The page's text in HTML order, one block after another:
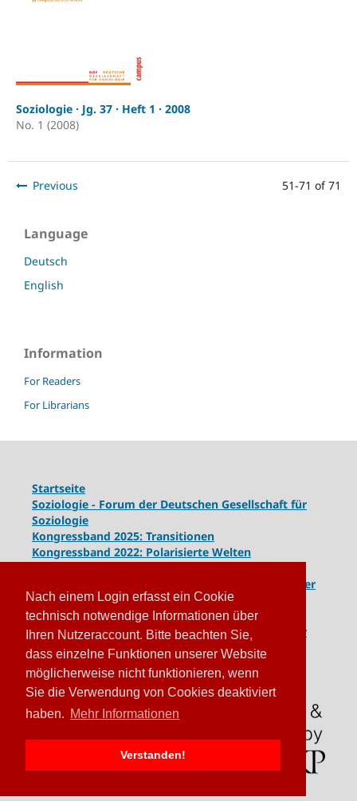
Nach einem Login erfasst ein Cookie
technisch notwendige Informationen über
Ihren Nutzeraccount. Bitte beachten Sie,
dass einzelne Funktionen unserer Website
möglicherweise nicht funktionieren, wenn
Sie die Verwendung von Cookies deaktiviert
haben. Mehr Informationen
Verstanden!
Soziologie · Jg. 37 · Heft 1 · 2008
No. 1 (2008)
Previous 51-71 of 71
Language
Deutsch
English
Information
For Readers
For Librarians
Startseite
Soziologie - Forum der Deutschen Gesellschaft für
Soziologie
Kongressband 2025: Transitionen
Kongressband 2022: Polarisierte Welten
Komplexe Dynamiken globaler
und lokaler Entwicklungen
Kongressband 2016: Geschlossene Gesellschaften
Kongressband 2014: Routinen der Krise - Krise der
Routinen